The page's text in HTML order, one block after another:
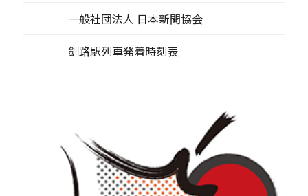
一般社団法人 日本新聞協会
釧路駅列車発着時刻表